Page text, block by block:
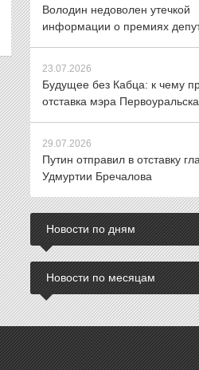
Володин недоволен утечкой
информации о премиях
23.07.2026
Будущее без Кабца: к чему
отставка мэра Первоуральска
29.07.2026
Путин отправил в отставку
Удмуртии Бречалова
Новости по дням
Новости по месяцам